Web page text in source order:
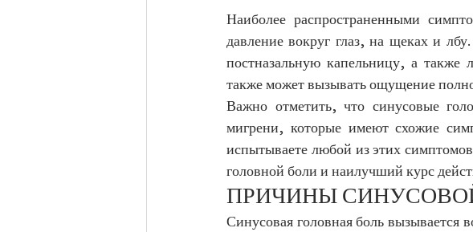
Наиболее распространенными
давление вокруг глаз, на щеках и
постназальную капельницу, а также
также может вызывать ощущение
Важно отметить, что синусовые
мигрени, которые имеют схожие
испытываете любой из этих
головной боли и наилучший курс
ПРИЧИНЫ
Синусовая головная боль вызывается